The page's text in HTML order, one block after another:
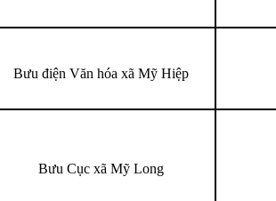
Bưu điện Văn hóa xã Mỹ Hiệp
Bưu Cục xã Mỹ Long